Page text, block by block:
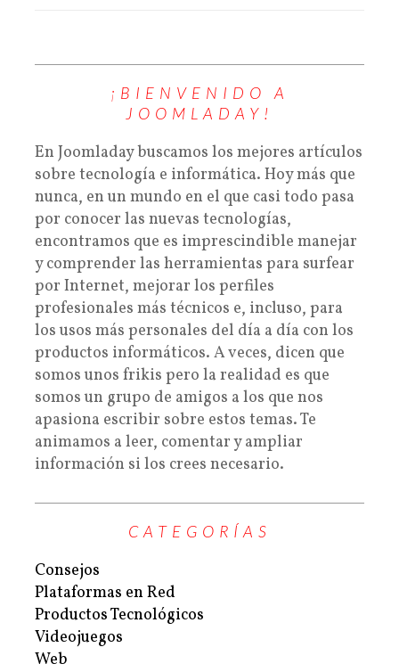
¡BIENVENIDO A
JOOMLADAY!
En Joomladay buscamos los mejores artículos
sobre tecnología e informática. Hoy más que
nunca, en un mundo en el que casi todo pasa
por conocer las nuevas tecnologías,
encontramos que es imprescindible manejar
y comprender las herramientas para surfear
por Internet, mejorar los perfiles
profesionales más técnicos e, incluso, para
los usos más personales del día a día con los
productos informáticos. A veces, dicen que
somos unos frikis pero la realidad es que
somos un grupo de amigos a los que nos
apasiona escribir sobre estos temas. Te
animamos a leer, comentar y ampliar
información si los crees necesario.
CATEGORÍAS
Consejos
Plataformas en Red
Productos Tecnológicos
Videojuegos
Web